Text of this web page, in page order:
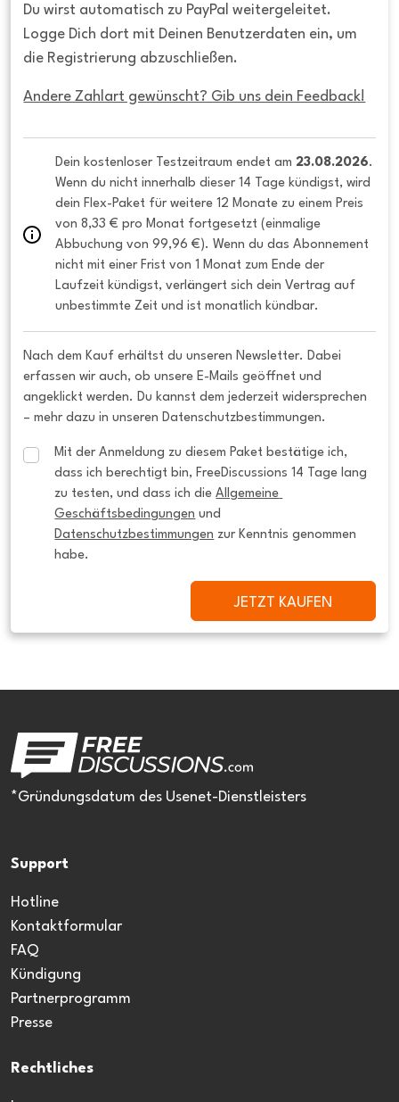
Du wirst automatisch zu PayPal weitergeleitet.
Logge Dich dort mit Deinen Benutzerdaten ein, um
die Registrierung abzuschließen.
Andere Zahlart gewünscht? Gib uns dein Feedback!
Dein kostenloser Testzeitraum endet am 23.08.2026.
Wenn du nicht innerhalb dieser 14 Tage kündigst, wird
dein Flex-Paket für weitere 12 Monate zu einem Preis
von 8,33 € pro Monat fortgesetzt (einmalige
Abbuchung von 99,96 €). Wenn du das Abonnement
nicht mit einer Frist von 1 Monat zum Ende der
Laufzeit kündigst, verlängert sich dein Vertrag auf
unbestimmte Zeit und ist monatlich kündbar.
Nach dem Kauf erhältst du unseren Newsletter. Dabei
erfassen wir auch, ob unsere E-Mails geöffnet und
angeklickt werden. Du kannst dem jederzeit widersprechen
– mehr dazu in unseren Datenschutzbestimmungen.
Mit der Anmeldung zu diesem Paket bestätige ich,
dass ich berechtigt bin, FreeDiscussions 14 Tage lang
zu testen, und dass ich die Allgemeine
Geschäftsbedingungen
Datenschutzbestimmungen zur Kenntnis genommen
habe.
JETZT KAUFEN
*Gründungsdatum des Usenet-Dienstleisters
Support
Hotline
Kontaktformular
FAQ
Kündigung
Partnerprogramm
Presse
Rechtliches